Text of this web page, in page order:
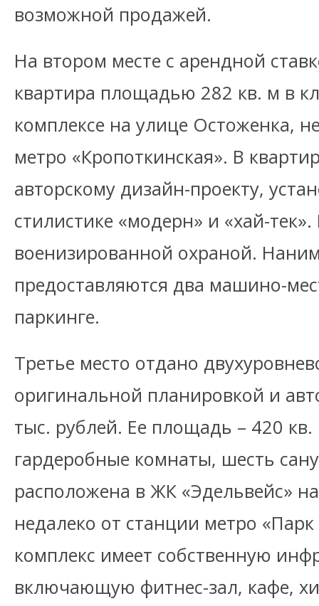
возможной продажей.
На втором месте с арендной
квартира площадью 282 кв. м в
комплексе на улице Остоженка,
метро «Кропоткинская». В
авторскому дизайн-проекту,
стилистике «модерн» и «хай-
военизированной охраной.
предоставляются два машино-
паркинге.
Третье место отдано
оригинальной планировкой и
тыс. рублей. Ее площадь – 420
гардеробные комнаты, шесть
расположена в ЖК «Эдельвейс»
недалеко от станции метро
комплекс имеет собственную
включающую фитнес-зал, кафе,